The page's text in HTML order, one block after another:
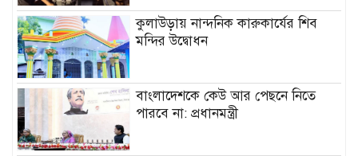
কুলাউড়ায় নান্দনিক কারুকার্যের শিব
মন্দির উদ্বোধন
বাংলাদেশকে কেউ আর পেছনে নিতে
পারবে না: প্রধানমন্ত্রী